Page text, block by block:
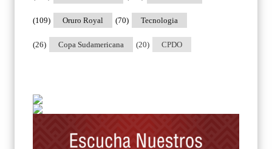
Oruro Royal
(109) Tecnologia
(70)
Copa Sudamericana
(26) CPDO
(20)